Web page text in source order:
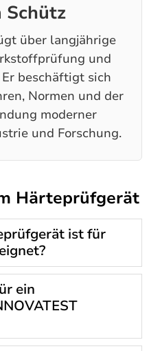
über langjährige
und
beschäftigt sich
Normen und der
moderner
und Forschung.
Härteprüfgerät
ist für
ein